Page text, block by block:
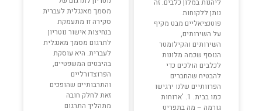
ליהנות במלון כלבים. זה
נותן ללקוחות
פוטנציאליים מבט מקיף
על השירותים,
השירותים והקילומטר
הנוסף שכמה מלונות
לכלבים הולכים כדי
להבטיח שהחברים
הפרוותיים שלנו ירגישו
כמו בבית. 1. 'ארוחות
גורמה – מה בתפריט
מסמך מאנגלית לעברית
סקירה זו מתעמקת
בנחיצות אישור נוטריון
לתרגום מסמך מאנגלית
לעברית. היא עוסקת
בהיבטים המשפטיים,
הפרוצדורליים
והתרבותיים שהופכים
זאת לחלק חובה
מתהליך התרגום